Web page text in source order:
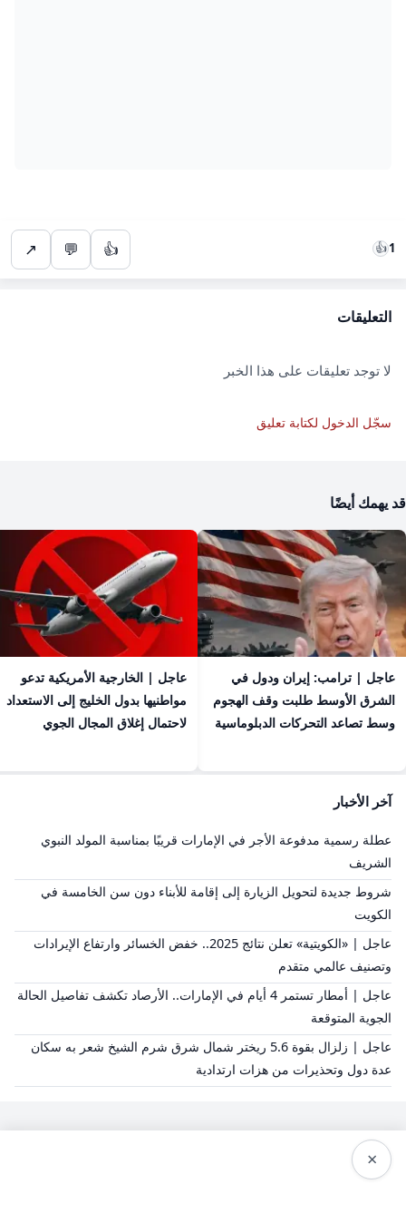
👍1
👍
💬
↗
التعليقات
لا توجد تعليقات على هذا الخبر
سجّل الدخول لكتابة تعليق
قد يهمك أيضًا
عاجل | ترامب: إيران ودول في
الشرق الأوسط طلبت وقف الهجوم
وسط تصاعد التحركات الدبلوماسية
عاجل | الخارجية الأمريكية تدعو
مواطنيها بدول الخليج إلى الاستعداد
لاحتمال إغلاق المجال الجوي
آخر الأخبار
عطلة رسمية مدفوعة الأجر في الإمارات قريبًا بمناسبة المولد النبوي
الشريف
شروط جديدة لتحويل الزيارة إلى إقامة للأبناء دون سن الخامسة في
الكويت
عاجل | «الكويتية» تعلن نتائج 2025.. خفض الخسائر وارتفاع الإيرادات
وتصنيف عالمي متقدم
عاجل | أمطار تستمر 4 أيام في الإمارات.. الأرصاد تكشف تفاصيل الحالة
الجوية المتوقعة
عاجل | زلزال بقوة 5.6 ريختر شمال شرق شرم الشيخ شعر به سكان
عدة دول وتحذيرات من هزات ارتدادية
×